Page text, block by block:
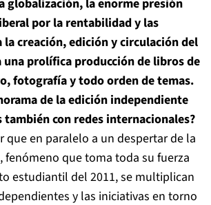
globalización, la enorme presión
por la rentabilidad y las
creación, edición y circulación del
una prolífica producción de libros de
fotografía y todo orden de temas.
de la edición independiente
también con redes internacionales?
que en paralelo a un despertar de la
fenómeno que toma toda su fuerza
estudiantil del 2011, se multiplican
y las iniciativas en torno